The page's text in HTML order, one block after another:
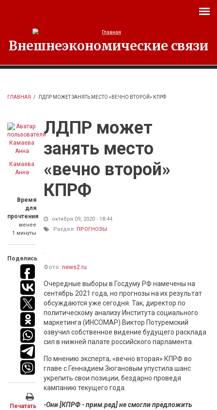
Внешнеэкономические связи
ГЛАВНАЯ / ЛДПР МОЖЕТ ЗАНЯТЬ МЕСТО «ВЕЧНО ВТОРОЙ» КПРФ
Камаева
Анна
Время
для
прочтения
менее
1 минуты
Поделись
Печатать
ЛДПР может
занять место
«вечно второй»
КПРФ
октября 09, 2020 - 18:44
Раздел: ПРОГНОЗЫ
Фото: news2.ru
Очередные выборы в Госдуму РФ намечены на
сентябрь 2021 года, но прогнозы на их результат
обсуждаются уже сегодня. Так, директор по
политическому анализу Института социального
маркетинга (ИНСОМАР) Виктор Потуремский
озвучил собственное видение будущего расклада
сил в нижней палате российского парламента.
По мнению эксперта, «вечно вторая» КПРФ во
главе с Геннадием Зюгановым упустила шанс
укрепить свои позиции, бездарно проведя
кампанию текущего года.
-Они [КПРФ - прим.ред] не смогли предложить